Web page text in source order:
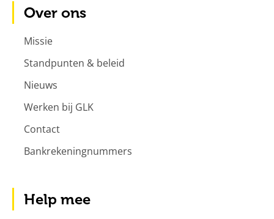
Over ons
Missie
Standpunten & beleid
Nieuws
Werken bij GLK
Contact
Bankrekeningnummers
Help mee